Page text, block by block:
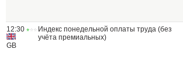
12:30
GB
Индекс понедельной оплаты труда (без
учёта премиальных)